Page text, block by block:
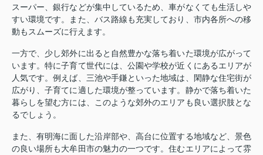
スーパー、銀行などが集中しているため、車がなくても生活しや
すい環境です。また、バス路線も充実しており、市内各所への移
動もスムーズに行えます。
一方で、少し郊外に出ると自然豊かな落ち着いた環境が広がって
います。特に子育て世代には、公園や学校が近くにあるエリアが
人気です。例えば、三池や手鎌といった地域は、閑静な住宅街が
広がり、子育てに適した環境が整っています。静かで落ち着いた
暮らしを望む方には、このような郊外のエリアも良い選択肢とな
るでしょう。
また、有明海に面した沿岸部や、高台に位置する地域など、景色
の良い場所も大牟田市の魅力の一つです。住むエリアによって雰